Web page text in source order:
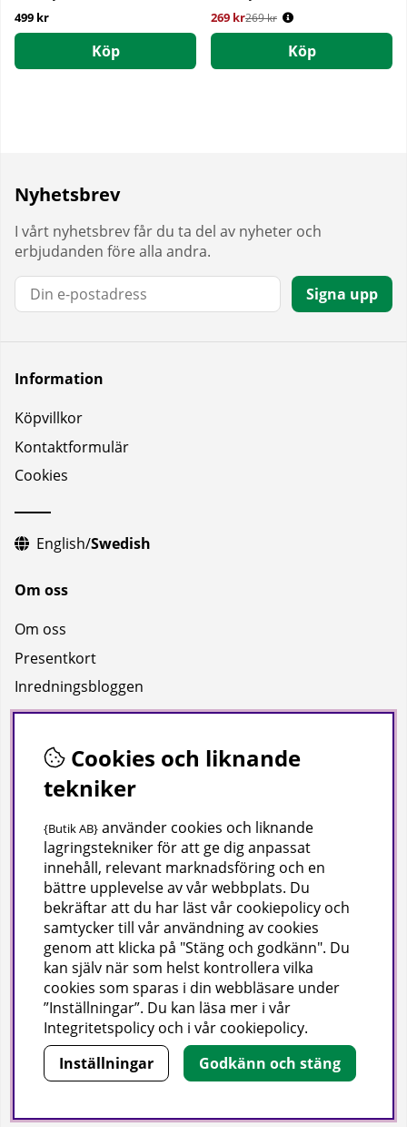
499 kr
Köp
269 kr
Ordinarie pris:
269 kr
Köp
Nyhetsbrev
I vårt nyhetsbrev får du ta del av nyheter och
erbjudanden före alla andra.
E-post:
Signa upp
Information
Köpvillkor
Kontaktformulär
Cookies
English/Swedish
Om oss
Om oss
Presentkort
Inredningsbloggen
Facebook
Youtube
TikTok
Polaris demobutik
Vi är dedikerade till att erbjuda dig de bästa produkterna
och en enastående shoppingupplevelse.
Telefon:
0533-69 16 00
E-post:sales@askas.se
Cookies och liknande
tekniker
{Butik AB} använder cookies och liknande
lagringstekniker för att ge dig anpassat
innehåll, relevant marknadsföring och en
bättre upplevelse av vår webbplats. Du
bekräftar att du har läst vår cookiepolicy och
samtycker till vår användning av cookies
genom att klicka på "Stäng och godkänn". Du
kan själv när som helst kontrollera vilka
cookies som sparas i din webbläsare under
”Inställningar”. Du kan läsa mer i vår
Integritetspolicy och i vår cookiepolicy.
Inställningar
Godkänn och stäng